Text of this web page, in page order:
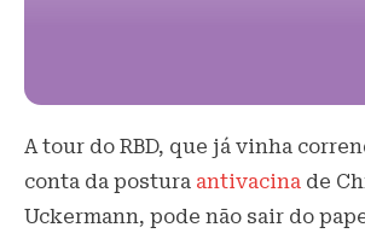
A tour do RBD, que já vinha
conta da postura antivacina de
Uckermann, pode não sair do